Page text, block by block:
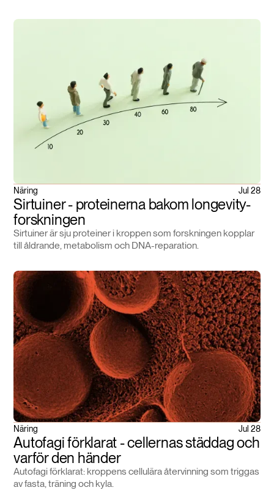
Näring Jul 28
Sirtuiner - proteinerna bakom longevity-
forskningen
Sirtuiner är sju proteiner i kroppen som forskningen kopplar
till åldrande, metabolism och DNA-reparation.
Näring Jul 28
Autofagi förklarat - cellernas städdag och
varför den händer
Autofagi förklarat: kroppens cellulära återvinning som triggas
av fasta, träning och kyla.